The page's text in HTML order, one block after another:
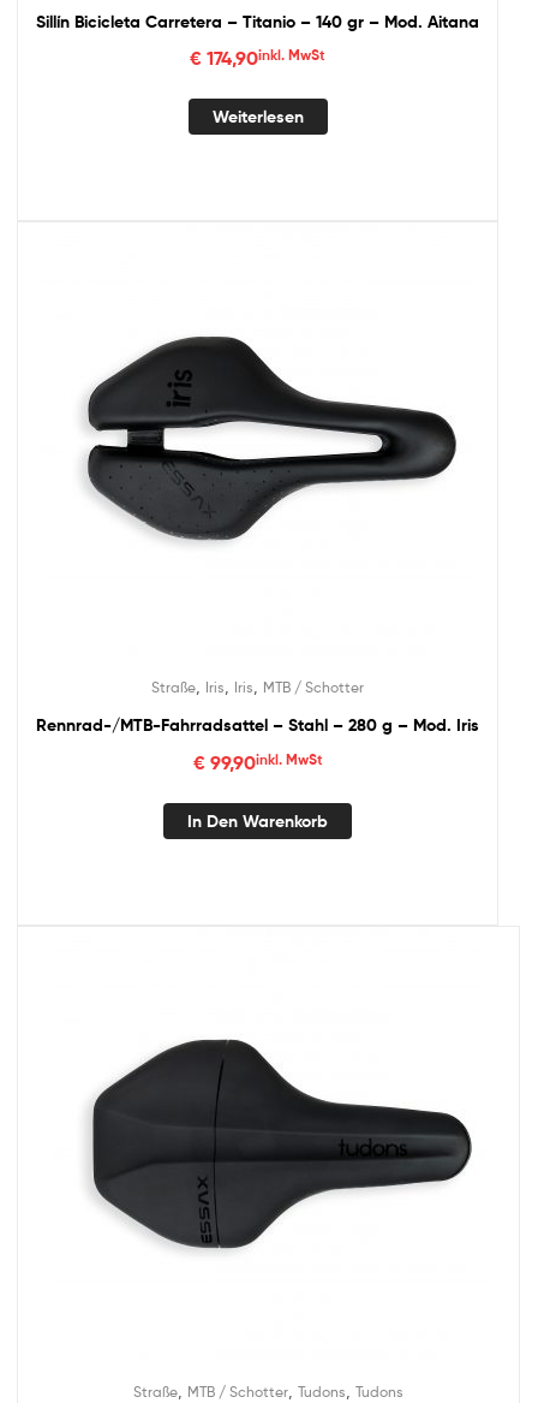
Sillín Bicicleta Carretera – Titanio – 140 gr – Mod. Aitana
€ 174,90inkl. MwSt
Weiterlesen
Straße Iris Iris MTB / Schotter
Rennrad-/MTB-Fahrradsattel – Stahl – 280 g – Mod. Iris
€99,90inkl. MwSt
In Den Warenkorb
Straße MTB / Schotter Tudons Tudons